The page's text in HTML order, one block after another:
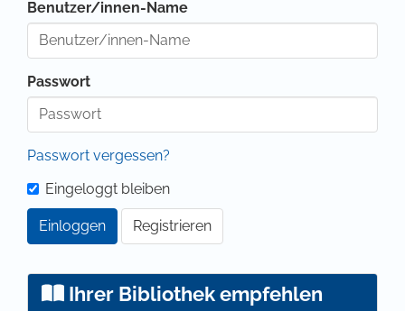
Benutzer/innen-Name
Passwort
Passwort vergessen?
Eingeloggt bleiben
Einloggen Registrieren
Ihrer Bibliothek empfehlen